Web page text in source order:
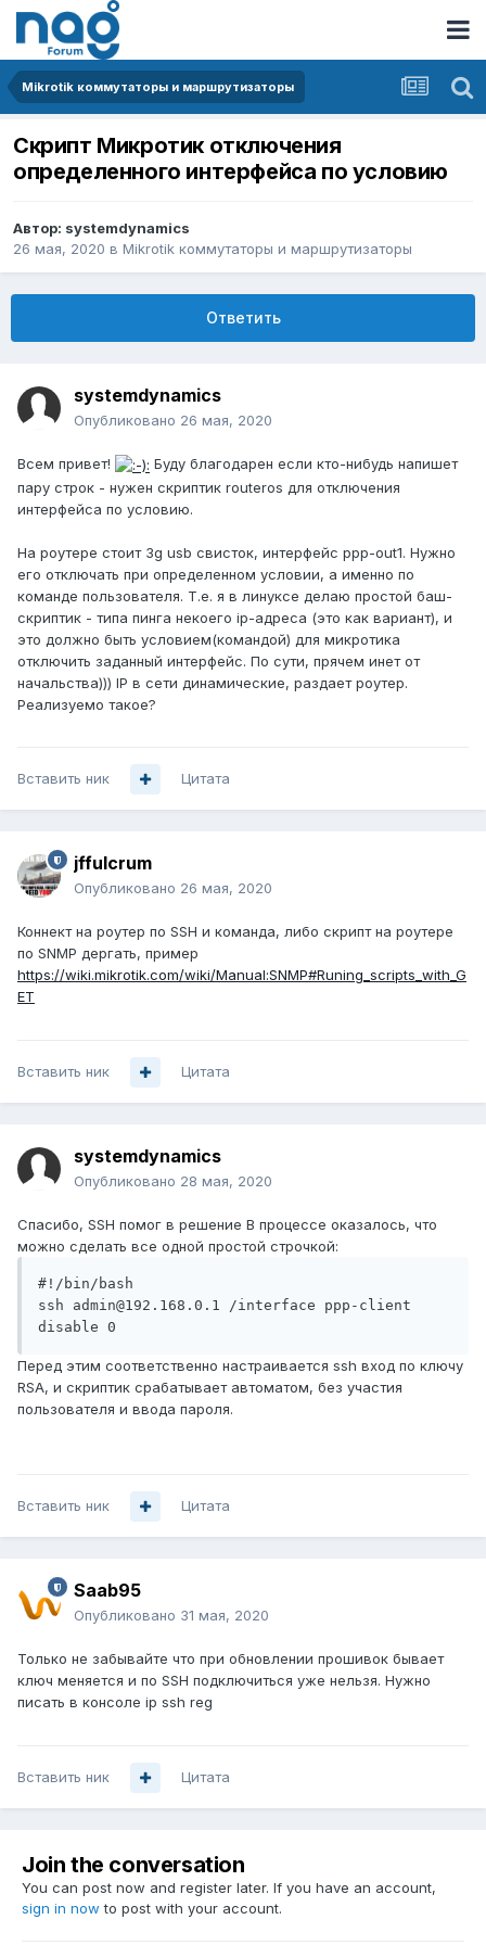
Mikrotik коммутаторы и маршрутизаторы
Скрипт Микротик отключения
определенного интерфейса по условию
Автор: systemdynamics
26 мая, 2020 в Mikrotik коммутаторы и маршрутизаторы
Ответить
systemdynamics
Опубликовано 26 мая, 2020
Всем привет!
Буду благодарен если кто-нибудь напишет
пару строк - нужен скриптик routeros для отключения
интерфейса по условию.
На роутере стоит 3g usb свисток, интерфейс ppp-out1. Нужно
его отключать при определенном условии, а именно по
команде пользователя. Т.е. я в линуксе делаю простой баш-
скриптик - типа пинга некоего ip-адреса (это как вариант), и
это должно быть условием(командой) для микротика
отключить заданный интерфейс. По сути, прячем инет от
начальства))) IP в сети динамические, раздает роутер.
Реализуемо такое?
Вставить ник Цитата
jffulcrum
Опубликовано 26 мая, 2020
Коннект на роутер по SSH и команда, либо скрипт на роутере
по SNMP дергать, пример
https://wiki.mikrotik.com/wiki/Manual:SNMP#Runing_scripts_with_G
ET
Вставить ник Цитата
systemdynamics
Опубликовано 28 мая, 2020
Спасибо, SSH помог в решение В процессе оказалось, что
можно сделать все одной простой строчкой:
#!/bin/bash
ssh admin@192.168.0.1 /interface ppp-client
disable 0
Перед этим соответственно настраивается ssh вход по ключу
RSA, и скриптик срабатывает автоматом, без участия
пользователя и ввода пароля.
Вставить ник Цитата
Saab95
Опубликовано 31 мая, 2020
Только не забывайте что при обновлении прошивок бывает
ключ меняется и по SSH подключиться уже нельзя. Нужно
писать в консоле ip ssh reg
Вставить ник Цитата
Join the conversation
You can post now and register later. If you have an account,
sign in now to post with your account.